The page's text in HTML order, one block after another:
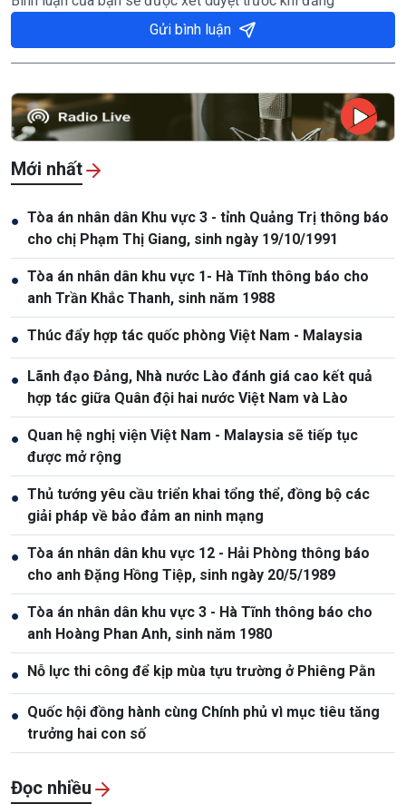
Gửi bình luận
Mới nhất
● Tòa án nhân dân Khu vực 3 - tỉnh Quảng Trị thông báo
cho chị Phạm Thị Giang, sinh ngày 19/10/1991
● Tòa án nhân dân khu vực 1- Hà Tĩnh thông báo cho
anh Trần Khắc Thanh, sinh năm 1988
● Thúc đẩy hợp tác quốc phòng Việt Nam - Malaysia
● Lãnh đạo Đảng, Nhà nước Lào đánh giá cao kết quả
hợp tác giữa Quân đội hai nước Việt Nam và Lào
● Quan hệ nghị viện Việt Nam - Malaysia sẽ tiếp tục
được mở rộng
● Thủ tướng yêu cầu triển khai tổng thể, đồng bộ các
giải pháp về bảo đảm an ninh mạng
● Tòa án nhân dân khu vực 12 - Hải Phòng thông báo
cho anh Đặng Hồng Tiệp, sinh ngày 20/5/1989
● Tòa án nhân dân khu vực 3 - Hà Tĩnh thông báo cho
anh Hoàng Phan Anh, sinh năm 1980
● Nỗ lực thi công để kịp mùa tựu trường ở Phiêng Pằn
● Quốc hội đồng hành cùng Chính phủ vì mục tiêu tăng
trưởng hai con số
Đọc nhiều